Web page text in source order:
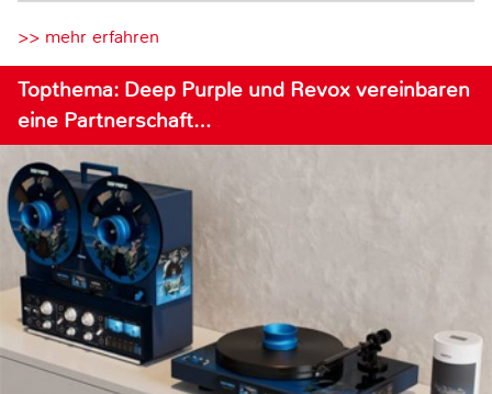
>> mehr erfahren
Topthema: Deep Purple und Revox vereinbaren
eine Partnerschaft…